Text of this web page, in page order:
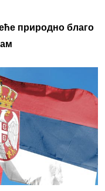
природно благо